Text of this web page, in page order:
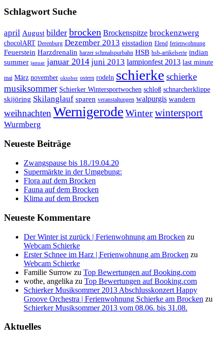
Schlagwort Suche
april August bilder brocken Brockenspitze brockenzwerg
chocolART Derenburg Dezember 2013 eisstadion Elend ferienwohnung
Feuerstein Harzdrenalin harzer schmalspurbahn HSB hsb-artikelserie indian
summer januar januar 2014 juni 2013 lampionfest 2013 last minute
mai März november oktober ostern rodeln schierke schierke
musiksommer Schierker Wintersportwochen schloß schnarcherklippe
skijöring Skilanglauf sparen veranstaltungen walpurgis wandern
weihnachten WernigerodeWinterwintersport
Wurmberg
Neueste Beiträge
Zwangspause bis 18./19.04.20
Supermärkte in der Umgebung:
Flora auf dem Brocken
Fauna auf dem Brocken
Klima auf dem Brocken
Neueste Kommentare
Der Winter ist zurück | Ferienwohnung am Brocken zu
Webcam Schierke
Erster Schnee im Harz | Ferienwohnung am Brocken zu
Webcam Schierke
Familie Surrow zu Top Bewertungen auf Booking.com
wothe, angelika zu Top Bewertungen auf Booking.com
Schierker Musiksommer 2013 Abschlusskonzert Happy
Groove Orchestra | Ferienwohnung Schierke am Brocken zu
Schierker Musiksommer 2013 vom 08.06. bis 31.08.
Aktuelles